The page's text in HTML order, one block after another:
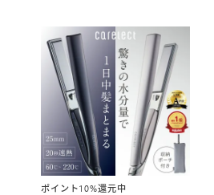
ポイント10%還元中